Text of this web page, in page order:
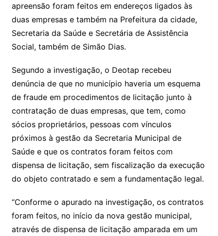
apreensão foram feitos em endereços ligados às
duas empresas e também na Prefeitura da cidade,
Secretaria da Saúde e Secretária de Assistência
Social, também de Simão Dias.
Segundo a investigação, o Deotap recebeu
denúncia de que no município haveria um esquema
de fraude em procedimentos de licitação junto à
contratação de duas empresas, que tem, como
sócios proprietários, pessoas com vínculos
próximos à gestão da Secretaria Municipal de
Saúde e que os contratos foram feitos com
dispensa de licitação, sem fiscalização da execução
do objeto contratado e sem a fundamentação legal.
“Conforme o apurado na investigação, os contratos
foram feitos, no início da nova gestão municipal,
através de dispensa de licitação amparada em um